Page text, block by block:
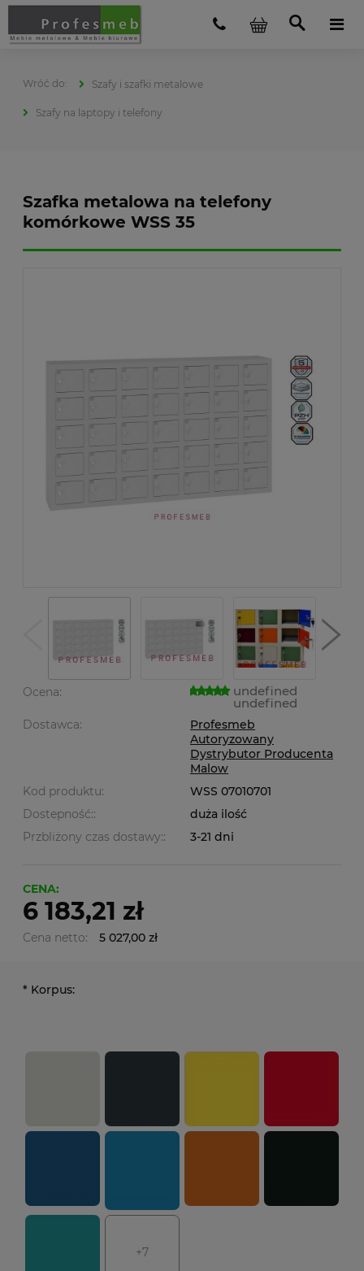
Szafy i szafki metalowe
Szafy na laptopy i telefony
Szafka metalowa na telefony
komórkowe WSS 35
Ocena: undefined
undefined
Dostawca:
Profesmeb
Autoryzowany
Dystrybutor Producenta
Malow
Kod produktu:
WSS 07010701
Dostepność::
duża ilość
Przbliżony czas dostawy::
3-21 dni
CENA:
6 183,21 zł
Cena netto: 5 027,00 zł
* Korpus:
+7